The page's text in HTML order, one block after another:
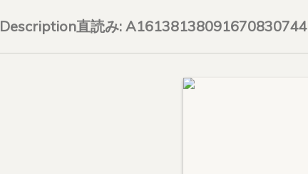
Description直読み: A16138138091670830744